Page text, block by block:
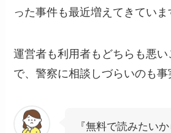
った事件も最近増えてきていま
運営者も利用者もどちらも悪
で、警察に相談しづらいのも事
『無料で読みたい